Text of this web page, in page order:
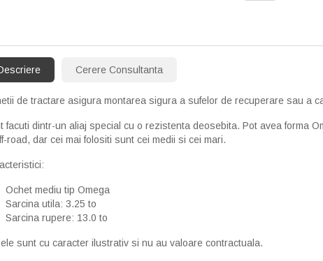
Cerere Consultanta
de tractare asigura montarea sigura a sufelor de recuperare sau a
facuti dintr-un aliaj special cu o rezistenta deosebita. Pot avea forma
road, dar cei mai folositi sunt cei medii si cei mari.
Ochet mediu tip Omega
Sarcina utila: 3.25 to
Sarcina rupere: 13.0 to
sunt cu caracter ilustrativ si nu au valoare contractuala.